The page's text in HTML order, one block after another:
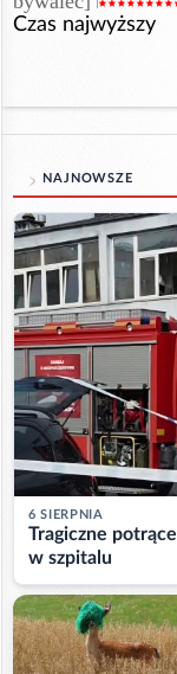
Czas najwyższy
NAJNOWSZE
6 SIERPNIA
Tragiczne
w szpitalu